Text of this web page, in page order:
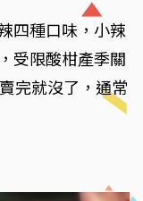
四種口味，小辣
受限酸柑產季關
完就沒了，通常